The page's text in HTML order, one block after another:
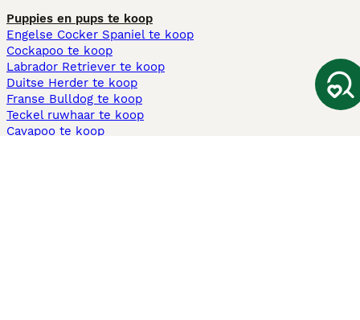
Puppies en pups te koop
Engelse Cocker Spaniel te koop
Cockapoo te koop
Labrador Retriever te koop
Duitse Herder te koop
Franse Bulldog te koop
Teckel ruwhaar te koop
Cavapoo te koop